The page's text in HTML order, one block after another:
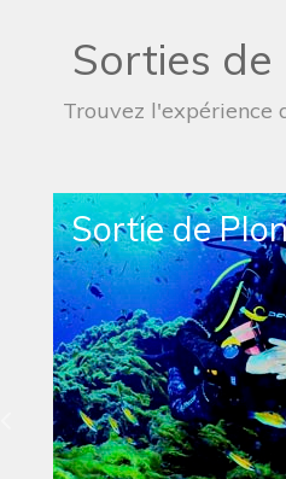
Sorties de
Trouvez l'expérience
Sortie de